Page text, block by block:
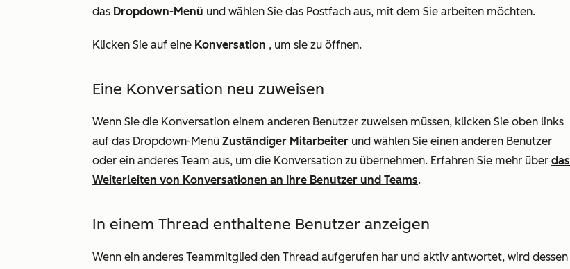
das Dropdown-Menü und wählen Sie das Postfach aus, mit dem Sie arbeiten möchten.
Klicken Sie auf eine Konversation , um sie zu öffnen.
Eine Konversation neu zuweisen
Wenn Sie die Konversation einem anderen Benutzer zuweisen müssen, klicken Sie oben links
auf das Dropdown-Menü Zuständiger Mitarbeiter und wählen Sie einen anderen Benutzer
oder ein anderes Team aus, um die Konversation zu übernehmen. Erfahren Sie mehr über das
Weiterleiten von Konversationen an Ihre Benutzer und Teams.
In einem Thread enthaltene Benutzer anzeigen
Wenn ein anderes Teammitglied den Thread aufgerufen har und aktiv antwortet, wird dessen